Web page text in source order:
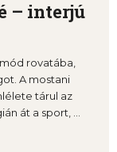
– interjú
rovatába,
A mostani
tárul az
át a sport, ...